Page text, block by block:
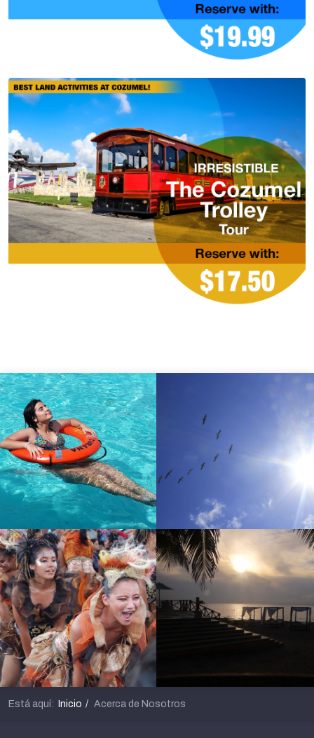
Está aquí: Inicio Acerca de Nosotros